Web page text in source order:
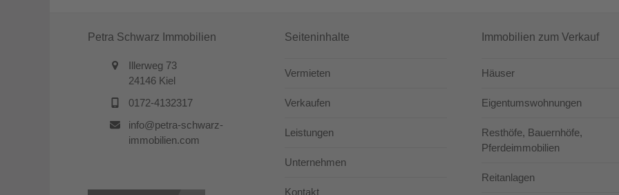
Petra Schwarz Immobilien
Illerweg 73
24146 Kiel
0172-4132317
info@petra-schwarz-
immobilien.com
Seiteninhalte
Vermieten
Verkaufen
Leistungen
Unternehmen
Kontakt
Immobilien zum Verkauf
Häuser
Eigentumswohnungen
Resthöfe, Bauernhöfe,
Pferdeimmobilien
Reitanlagen